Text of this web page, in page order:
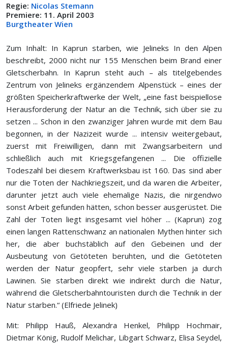
Regie: Nicolas Stemann
Premiere: 11. April 2003
Burgtheater Wien
Zum Inhalt: In Kaprun starben, wie Jelineks In den Alpen
beschreibt, 2000 nicht nur 155 Menschen beim Brand einer
Gletscherbahn. In Kaprun steht auch – als titelgebendes
Zentrum von Jelineks ergänzendem Alpenstück – eines der
größten Speicherkraftwerke der Welt, „eine fast beispiellose
Herausforderung der Natur an die Technik, sich über sie zu
setzen ... Schon in den zwanziger Jahren wurde mit dem Bau
begonnen, in der Nazizeit wurde ... intensiv weitergebaut,
zuerst mit Freiwilligen, dann mit Zwangsarbeitern und
schließlich auch mit Kriegsgefangenen ... Die offizielle
Todeszahl bei diesem Kraftwerksbau ist 160. Das sind aber
nur die Toten der Nachkriegszeit, und da waren die Arbeiter,
darunter jetzt auch viele ehemalige Nazis, die nirgendwo
sonst Arbeit gefunden hätten, schon besser ausgerüstet. Die
Zahl der Toten liegt insgesamt viel höher ... (Kaprun) zog
einen langen Rattenschwanz an nationalen Mythen hinter sich
her, die aber buchstäblich auf den Gebeinen und der
Ausbeutung von Getöteten beruhten, und die Getöteten
werden der Natur geopfert, sehr viele starben ja durch
Lawinen. Sie starben direkt wie indirekt durch die Natur,
während die Gletscherbahntouristen durch die Technik in der
Natur starben.“ (Elfriede Jelinek)
Mit: Philipp Hauß, Alexandra Henkel, Philipp Hochmair,
Dietmar König, Rudolf Melichar, Libgart Schwarz, Elisa Seydel,